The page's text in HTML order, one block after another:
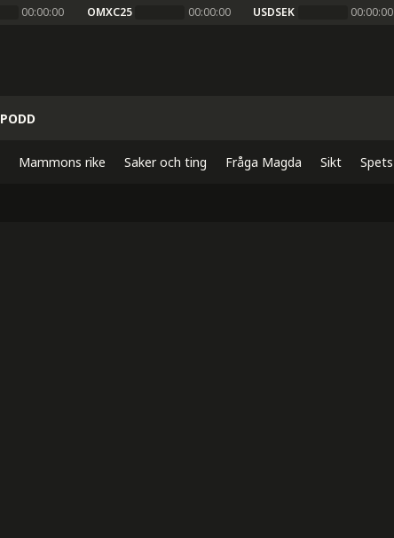
00:00:00 OMXC25 00:00:00 USDSEK 00:00:00
PODD
Mammons rike Saker och ting Fråga Magda Sikt Spets